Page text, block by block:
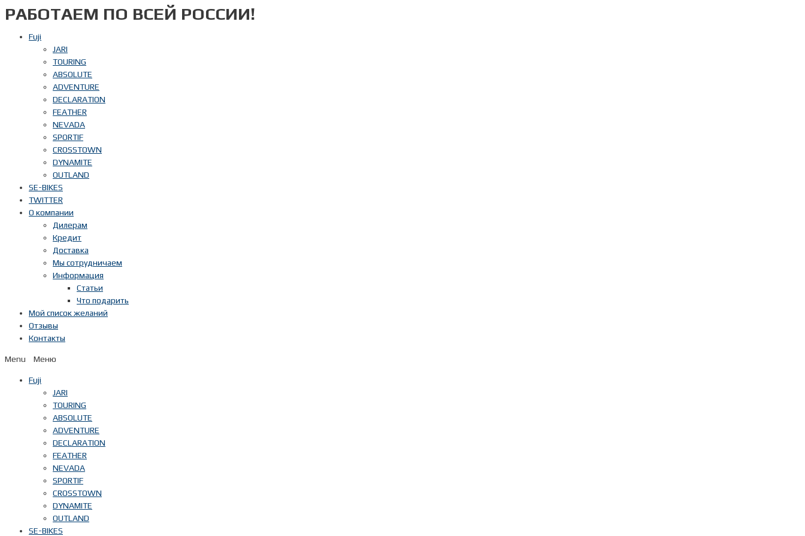
Перейти
к
содержимому
РАБОТАЕМ ПО ВСЕЙ РОССИИ!
Fuji
JARI
TOURING
ABSOLUTE
ADVENTURE
DECLARATION
FEATHER
NEVADA
SPORTIF
CROSSTOWN
DYNAMITE
OUTLAND
SE-BIKES
TWITTER
О компании
Дилерам
Кредит
Доставка
Мы сотрудничаем
Информация
Статьи
Что подарить
Мой список желаний
Отзывы
Контакты
Menu
Fuji
JARI
TOURING
ABSOLUTE
ADVENTURE
DECLARATION
FEATHER
NEVADA
SPORTIF
CROSSTOWN
DYNAMITE
OUTLAND
SE-BIKES